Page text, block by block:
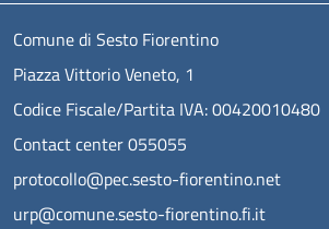
Comune di Sesto Fiorentino
Piazza Vittorio Veneto, 1
Codice Fiscale/Partita IVA: 00420010480
Contact center 055055
protocollo@pec.sesto-fiorentino.net
urp@comune.sesto-fiorentino.fi.it